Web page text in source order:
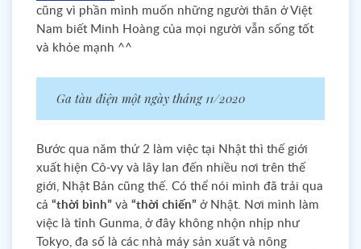
cũng vì phần mình muốn những người thân ở Việt
Nam biết Minh Hoàng của mọi người vẫn sống tốt
và khỏe mạnh ^^
Ga tàu điện một ngày tháng 11/2020
Bước qua năm thứ 2 làm việc tại Nhật thì thế giới
xuất hiện Cô-vy và lây lan đến nhiều nơi trên thế
giới, Nhật Bản cũng thế. Có thể nói mình đã trải qua
cả “thời bình” và “thời chiến” ở Nhật. Nơi mình làm
việc là tỉnh Gunma, ở đây không nhộn nhịp như
Tokyo, đa số là các nhà máy sản xuất và nông